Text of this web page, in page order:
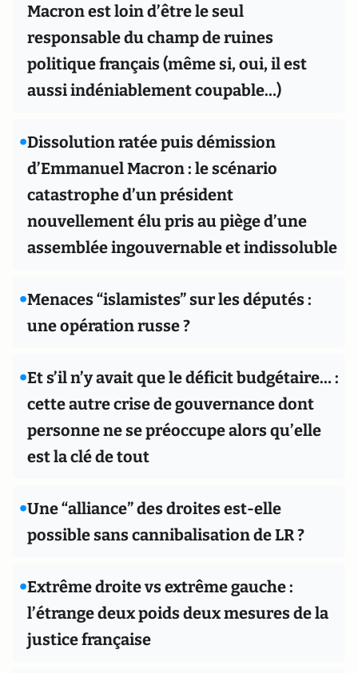
Macron est loin d’être le seul
responsable du champ de ruines
politique français (même si, oui, il est
aussi indéniablement coupable…)
•Dissolution ratée puis démission
d’Emmanuel Macron : le scénario
catastrophe d’un président
nouvellement élu pris au piège d’une
assemblée ingouvernable et indissoluble
•Menaces “islamistes” sur les députés :
une opération russe ?
•Et s’il n’y avait que le déficit budgétaire… :
cette autre crise de gouvernance dont
personne ne se préoccupe alors qu’elle
est la clé de tout
•Une “alliance” des droites est-elle
possible sans cannibalisation de LR ?
•Extrême droite vs extrême gauche :
l’étrange deux poids deux mesures de la
justice française